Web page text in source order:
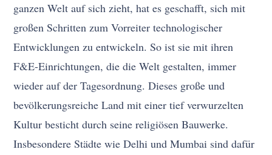
ganzen Welt auf sich zieht, hat es geschafft, sich mit
großen Schritten zum Vorreiter technologischer
Entwicklungen zu entwickeln. So ist sie mit ihren
F&E-Einrichtungen, die die Welt gestalten, immer
wieder auf der Tagesordnung. Dieses große und
bevölkerungsreiche Land mit einer tief verwurzelten
Kultur besticht durch seine religiösen Bauwerke.
Insbesondere Städte wie Delhi und Mumbai sind dafür